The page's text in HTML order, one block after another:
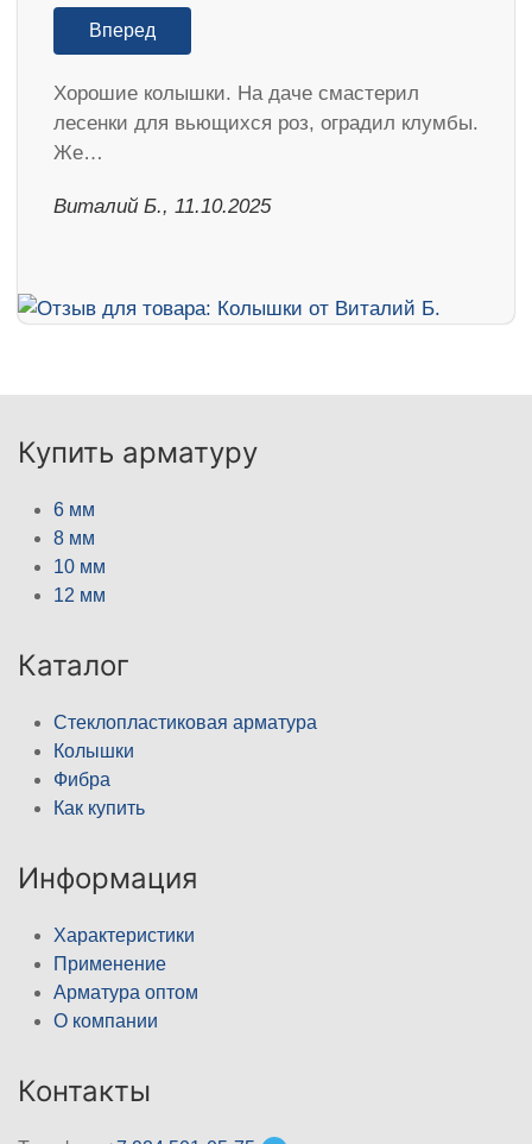
Вперед
Хорошие колышки. На даче смастерил
лесенки для вьющихся роз, оградил клумбы.
Же…
Виталий Б., 11.10.2025
Купить арматуру
6 мм
8 мм
10 мм
12 мм
Каталог
Стеклопластиковая арматура
Колышки
Фибра
Как купить
Информация
Характеристики
Применение
Арматура оптом
О компании
Контакты